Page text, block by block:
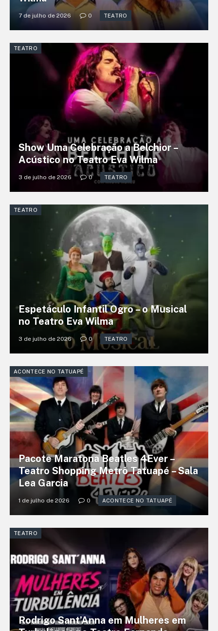
7 de julho de 2026 0 TEATRO
TEATRO
Show Uma Celebração a Belchior –
Acústico no Teatro Eva Wilma
3 de julho de 2026 0 TEATRO
TEATRO
Espetáculo Infantil Ogro – o Musical
no Teatro Eva Wilma
3 de julho de 2026 0 TEATRO
ACONTECE NO TATUAPÉ
Pacote Maratona Beatles 4Ever –
Teatro Shopping Metrô Tatuapé – Sala
Lea Garcia
1 de julho de 2026 0 ACONTECE NO TATUAPÉ
TEATRO
Rodrigo Sant’Anna em Mulheres em